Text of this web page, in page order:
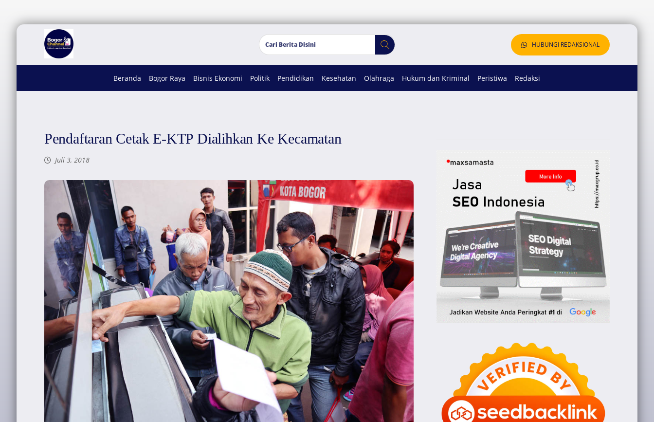
HUBUNGI REDAKSIONAL
Beranda Bogor Raya Bisnis Ekonomi Politik Pendidikan Kesehatan Olahraga Hukum dan Kriminal Peristiwa Redaksi
Pendaftaran Cetak E-KTP Dialihkan Ke Kecamatan
Juli 3, 2018